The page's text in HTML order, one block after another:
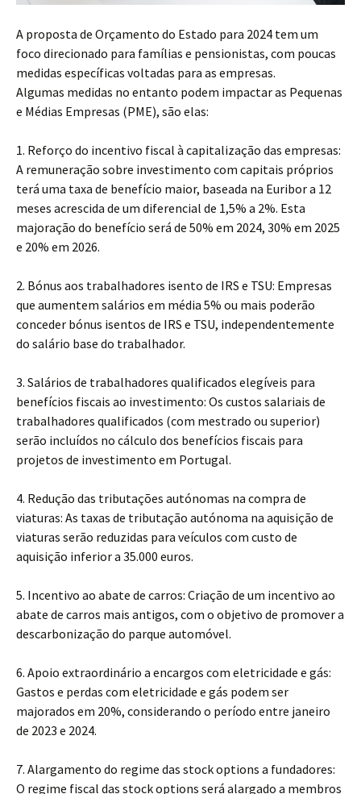
A proposta de Orçamento do Estado para 2024 tem um
foco direcionado para famílias e pensionistas, com poucas
medidas específicas voltadas para as empresas.
Algumas medidas no entanto podem impactar as Pequenas
e Médias Empresas (PME), são elas:
1. Reforço do incentivo fiscal à capitalização das empresas:
A remuneração sobre investimento com capitais próprios
terá uma taxa de benefício maior, baseada na Euribor a 12
meses acrescida de um diferencial de 1,5% a 2%. Esta
majoração do benefício será de 50% em 2024, 30% em 2025
e 20% em 2026.
2. Bónus aos trabalhadores isento de IRS e TSU: Empresas
que aumentem salários em média 5% ou mais poderão
conceder bónus isentos de IRS e TSU, independentemente
do salário base do trabalhador.
3. Salários de trabalhadores qualificados elegíveis para
benefícios fiscais ao investimento: Os custos salariais de
trabalhadores qualificados (com mestrado ou superior)
serão incluídos no cálculo dos benefícios fiscais para
projetos de investimento em Portugal.
4. Redução das tributações autónomas na compra de
viaturas: As taxas de tributação autónoma na aquisição de
viaturas serão reduzidas para veículos com custo de
aquisição inferior a 35.000 euros.
5. Incentivo ao abate de carros: Criação de um incentivo ao
abate de carros mais antigos, com o objetivo de promover a
descarbonização do parque automóvel.
6. Apoio extraordinário a encargos com eletricidade e gás:
Gastos e perdas com eletricidade e gás podem ser
majorados em 20%, considerando o período entre janeiro
de 2023 e 2024.
7. Alargamento do regime das stock options a fundadores:
O regime fiscal das stock options será alargado a membros